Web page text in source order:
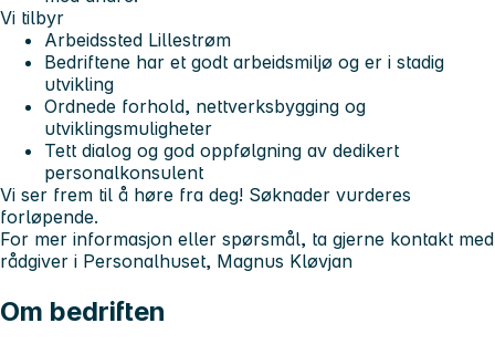
Vi tilbyr
Arbeidssted Lillestrøm
Bedriftene har et godt arbeidsmiljø og er i stadig
utvikling
Ordnede forhold, nettverksbygging og
utviklingsmuligheter
Tett dialog og god oppfølgning av dedikert
personalkonsulent
Vi ser frem til å høre fra deg! Søknader vurderes
forløpende.
For mer informasjon eller spørsmål, ta gjerne kontakt med
rådgiver i Personalhuset, Magnus Kløvjan
Om bedriften